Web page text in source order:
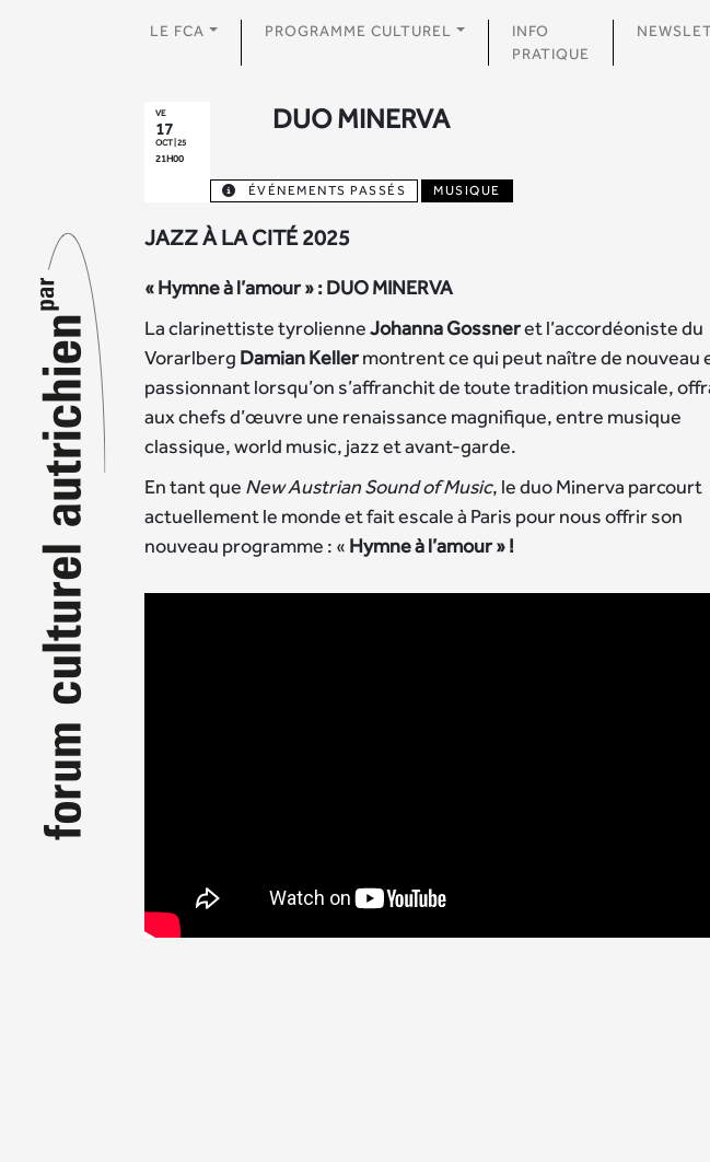
LE FCA PROGRAMME CULTUREL
INFO
PRATIQUE
VE
17
OCT | 25
21H00
DUO MINERVA
ÉVÉNEMENTS PASSÉS MUSIQUE
JAZZ À LA CITÉ 2025
« Hymne à l’amour » : DUO MINERVA
La clarinettiste tyrolienneJohanna Gossneret l’accordéoniste du
Vorarlberg Damian Kellermontrent ce qui peut naître de nouveau
passionnant lorsqu’on s’affranchit de toute tradition musicale,
aux chefs d’œuvre une renaissance magnifique, entre musique
classique, world music, jazz et avant-garde.
En tant que New Austrian Sound of Music, le duo Minerva parcourt
actuellement le monde et fait escale à Paris pour nous offrir son
nouveau programme : « Hymne à l’amour » !